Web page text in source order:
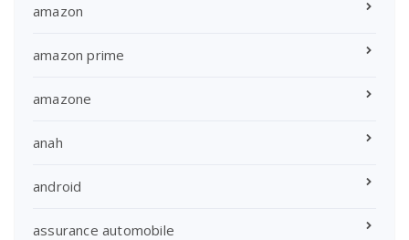
amazon
amazon prime
amazone
anah
android
assurance automobile